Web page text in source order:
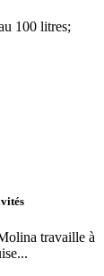
100 litres;
travaille à